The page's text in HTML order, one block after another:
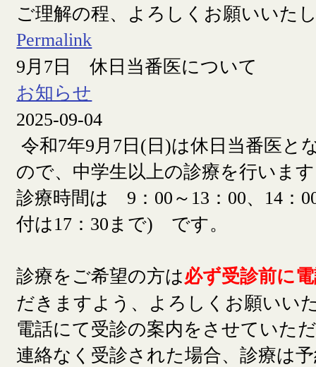
ご理解の程、よろしくお願いいた
Permalink
9月7日 休日当番医について
お知らせ
2025-09-04
令和7年9月7日(日)は休日当番医と
ので、中学生以上の診療を行います
診療時間は 9：00～13：00、14：
付は17：30まで) です。
診療をご希望の方は必ず受診前に
だきますよう、よろしくお願いい
電話にて受診の案内をさせていた
連絡なく受診された場合、診療は